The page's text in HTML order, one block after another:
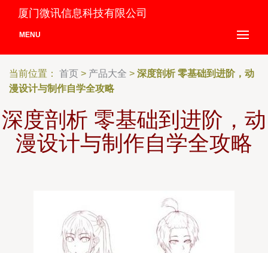
厦门微讯信息科技有限公司
MENU
当前位置： 首页 > 产品大全 > 深度剖析 零基础到进阶，动
漫设计与制作自学全攻略
深度剖析 零基础到进阶，动
漫设计与制作自学全攻略